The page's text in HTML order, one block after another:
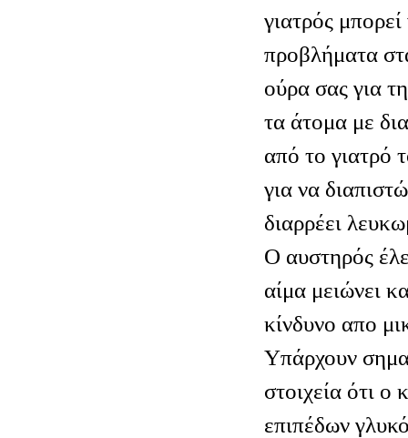
γιατρός
προβλήματα
ούρα σας για
τα άτομα με
από το γιατρό
για να
διαρρέει
Ο αυστηρός
αίμα μειώνει
κίνδυνο απο
Υπάρχουν
στοιχεία ότι ο
επιπέδων